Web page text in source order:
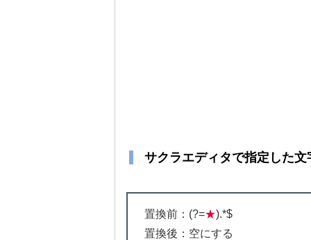
サクラエディタで指定した
置換前：(?=★).*$
置換後：空にする